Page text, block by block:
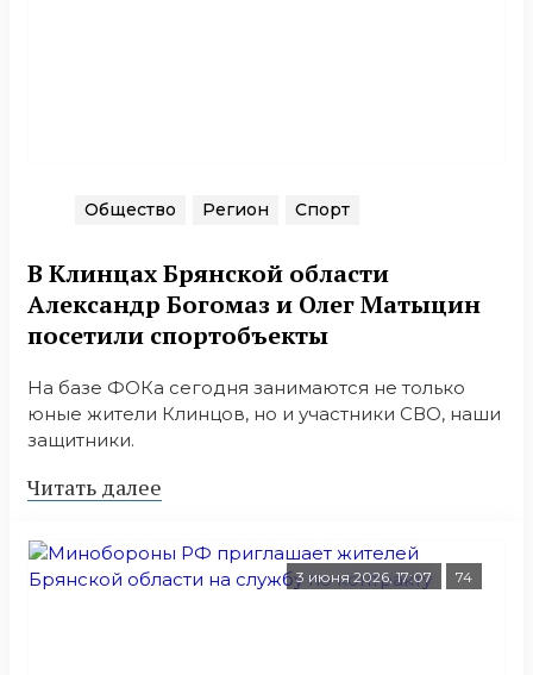
Общество Регион Спорт
В Клинцах Брянской области
Александр Богомаз и Олег Матыцин
посетили спортобъекты
На базе ФОКа сегодня занимаются не только
юные жители Клинцов, но и участники СВО, наши
защитники.
Читать далее
3 июня 2026, 17:07 74